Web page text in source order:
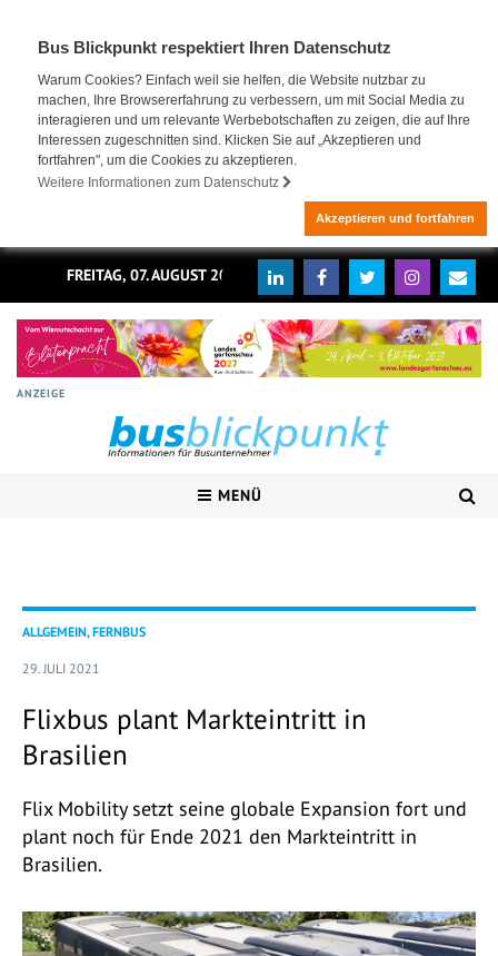
Bus Blickpunkt respektiert Ihren Datenschutz
Warum Cookies? Einfach weil sie helfen, die Website nutzbar zu
machen, Ihre Browsererfahrung zu verbessern, um mit Social Media zu
interagieren und um relevante Werbebotschaften zu zeigen, die auf Ihre
Interessen zugeschnitten sind. Klicken Sie auf „Akzeptieren und
fortfahren", um die Cookies zu akzeptieren.
Weitere Informationen zum Datenschutz
Akzeptieren und fortfahren
FREITAG, 07. AUGUST 2026
ANZEIGE
MENÜ
ALLGEMEIN, FERNBUS
29. JULI 2021
Flixbus plant Markteintritt in
Brasilien
Flix Mobility setzt seine globale Expansion fort und
plant noch für Ende 2021 den Markteintritt in
Brasilien.